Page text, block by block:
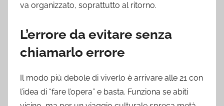
va organizzato, soprattutto al ritorno.
L’errore da evitare senza
chiamarlo errore
Il modo più debole di viverlo è arrivare alle 21 con
l’idea di “fare l’opera” e basta. Funziona se abiti